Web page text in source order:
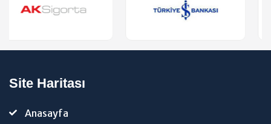
Site Haritası
Anasayfa